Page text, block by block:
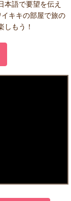
本語で要望を伝え
キキの部屋で旅の
しもう！